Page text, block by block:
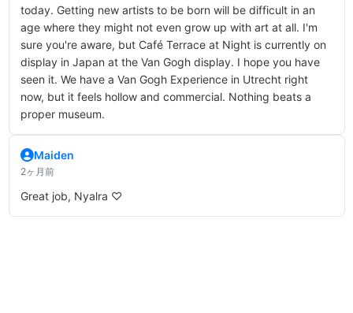
today. Getting new artists to be born will be difficult in an
age where they might not even grow up with art at all. I'm
sure you're aware, but Café Terrace at Night is currently on
display in Japan at the Van Gogh display. I hope you have
seen it. We have a Van Gogh Experience in Utrecht right
now, but it feels hollow and commercial. Nothing beats a
proper museum.
Maiden
2ヶ月前
Great job, Nyalra ♡